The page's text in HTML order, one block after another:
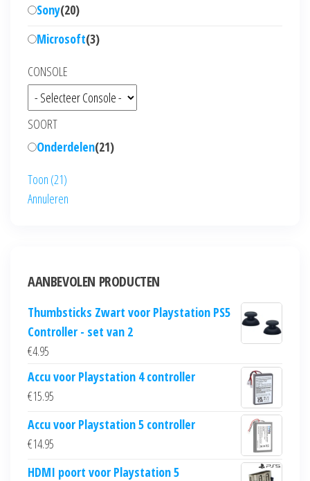
Sony(20)
Microsoft(3)
CONSOLE
SOORT
Onderdelen(21)
Toon (21)
Annuleren
AANBEVOLEN PRODUCTEN
Thumbsticks Zwart voor Playstation PS5
Controller - set van 2
€4.95
Accu voor Playstation 4 controller
€15.95
Accu voor Playstation 5 controller
€14.95
HDMI poort voor Playstation 5